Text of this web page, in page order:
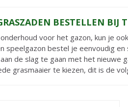
BESTELLEN BIJ
voor het gazon, kun je
speelgazon bestel je eenvoudig en
de slag te gaan met het nieuwe
grasmaaier te kiezen, dit is de